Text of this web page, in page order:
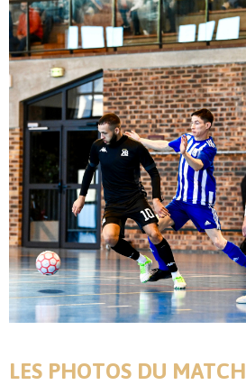
LES PHOTOS DU MATCH